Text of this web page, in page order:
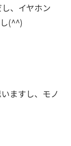
、イヤホン
(^^)
ますし、モノ